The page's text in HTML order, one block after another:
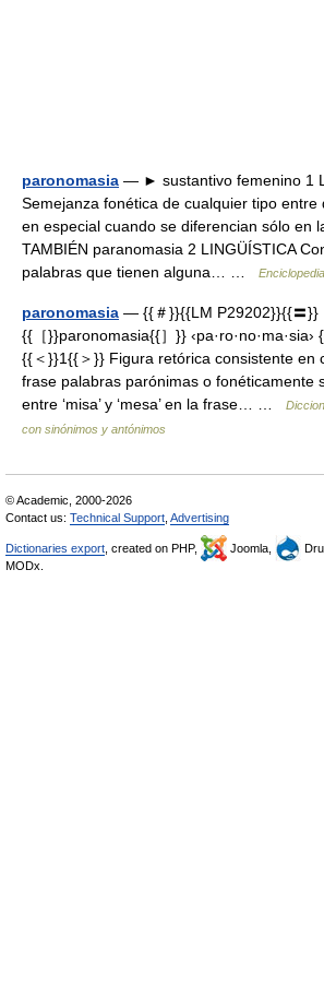
paronomasia — ► sustantivo femenino 1
Semejanza fonética de cualquier tipo entre
en especial cuando se diferencian sólo en
TAMBIÉN paranomasia 2 LINGÜÍSTICA
palabras que tienen alguna… …
paronomasia — {{＃}}{{LM P29202}}{{〓}}
{{［}}paronomasia{{］}}
{{＜}}1{{＞}} Figura retórica consistente en
frase palabras parónimas o fonéticamente
entre ‘misa’ y ‘mesa’ en la frase… …
con sinónimos y antónimos
© Academic, 2000-2026
Contact us: Technical Support Advertising
Dictionaries export , created on PHP, Joomla,
MODx.